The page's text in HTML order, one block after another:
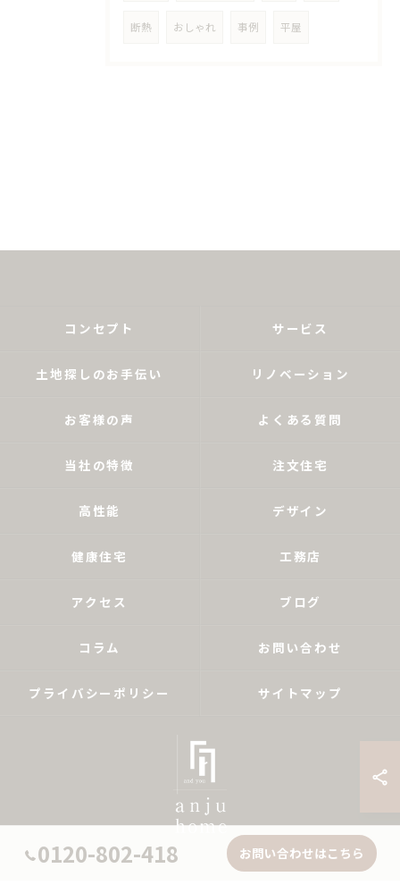
断熱 おしゃれ 事例 平屋
0120-802-418 お問い合わせはこちら
コンセプト サービス
土地探しのお手伝い リノベーション
お客様の声 よくある質問
当社の特徴 注文住宅
高性能 デザイン
健康住宅 工務店
アクセス ブログ
コラム お問い合わせ
プライバシーポリシー サイトマップ
© 2026 兵庫県神戸の新築なら株式会社あんじゅホーム ALL RIGHTS RESERVED.